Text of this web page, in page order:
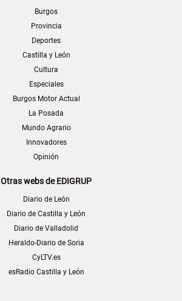
Burgos
Provincia
Deportes
Castilla y León
Cultura
Especiales
Burgos Motor Actual
La Posada
Mundo Agrario
Innovadores
Opinión
Otras webs de EDIGRUP
Diario de León
Diario de Castilla y León
Diario de Valladolid
Heraldo-Diario de Soria
CyLTV.es
esRadio Castilla y León